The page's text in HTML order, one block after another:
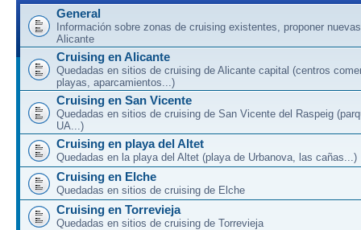
General
Información sobre zonas de cruising existentes, proponer
Alicante
Cruising en Alicante
Quedadas en sitios de cruising de Alicante capital (centros
playas, aparcamientos...)
Cruising en San Vicente
Quedadas en sitios de cruising de San Vicente del Raspeig
UA...)
Cruising en playa del Altet
Quedadas en la playa del Altet (playa de Urbanova, las cañas...)
Cruising en Elche
Quedadas en sitios de cruising de Elche
Cruising en Torrevieja
Quedadas en sitios de cruising de Torrevieja